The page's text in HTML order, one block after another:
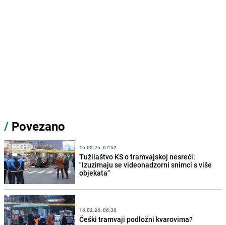
/ Povezano
16.02.26. 07:52
Tužilaštvo KS o tramvajskoj nesreći:
"Izuzimaju se videonadzorni snimci s više
objekata"
16.02.26. 06:30
Češki tramvaji podložni kvarovima?